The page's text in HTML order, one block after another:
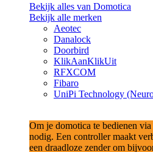
Bekijk alles van Domotica
Bekijk alle merken
Aeotec
Danalock
Doorbird
KlikAanKlikUit
RFXCOM
Fibaro
UniPi Technology
Om je domotica te bedienen
nodig. Een controller maakt
een draadloze zender om